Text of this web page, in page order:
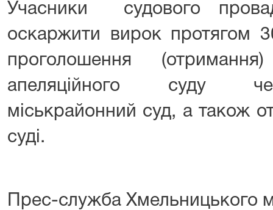
Учасники судового
оскаржити вирок протягом
проголошення
апеляційного суду
міськрайонний суд, а також
суді.
Прес-служба Хмельницького